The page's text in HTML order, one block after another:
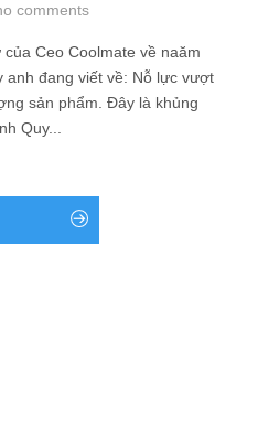
comments
Ceo Coolmate về naăm
anh đang viết về: Nỗ lực vượt
sản phẩm. Đây là khủng
Quy...